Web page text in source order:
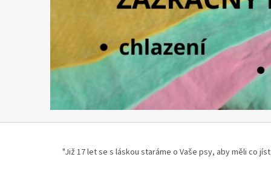
"Již 17 let se s láskou staráme o Vaše psy, aby měli co